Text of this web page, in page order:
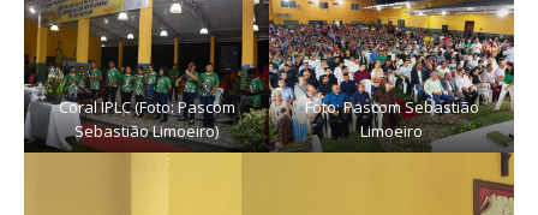
Coral IPLC (Foto: Pascom
Sebastião Limoeiro)
Foto: Pascom Sebastião
Limoeiro